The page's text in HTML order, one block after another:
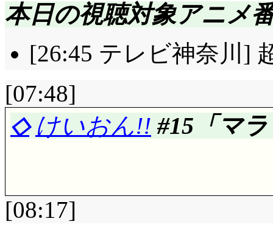
本日の視聴対象アニメ
[26:45 テレビ神奈川]
[07:48]
◇ けいおん!! #15「マ
[08:17]